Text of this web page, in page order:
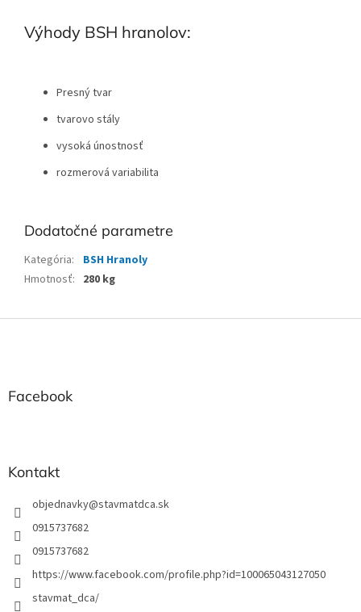
Výhody BSH hranolov:
Presný tvar
tvarovo stály
vysoká únostnosť
rozmerová variabilita
Dodatočné parametre
Kategória:
BSH Hranoly
Hmotnosť: 280 kg
Z
Facebook
Kontakt
objednavky@stavmatdca.sk
0915737682
0915737682
https://www.facebook.com/profile.php?id=100065043127050
stavmat_dca/